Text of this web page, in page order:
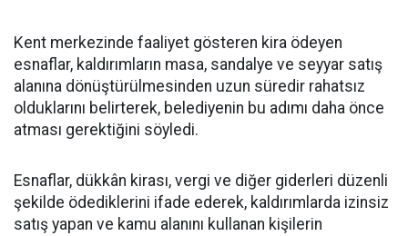
Kent merkezinde faaliyet gösteren kira ödeyen
esnaflar, kaldırımların masa, sandalye ve seyyar satış
alanına dönüştürülmesinden uzun süredir rahatsız
olduklarını belirterek, belediyenin bu adımı daha önce
atması gerektiğini söyledi.
Esnaflar, dükkân kirası, vergi ve diğer giderleri düzenli
şekilde ödediklerini ifade ederek, kaldırımlarda izinsiz
satış yapan ve kamu alanını kullanan kişilerin